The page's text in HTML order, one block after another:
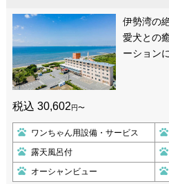
伊勢湾の
愛犬との
ーション
税込 30,602円〜
ワンちゃん用設備・サービス
露天風呂付
オーシャンビュー